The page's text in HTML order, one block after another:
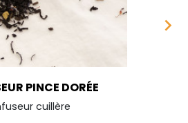
PINCE DORÉE
cuillère
